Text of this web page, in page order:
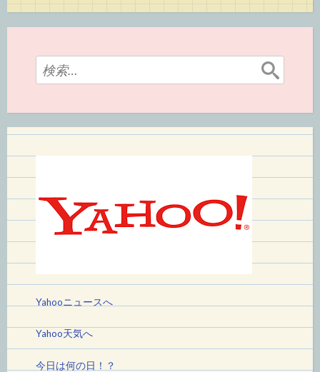
索:
Yahooニュースへ
Yahoo天気へ
今日は何の日！ ？